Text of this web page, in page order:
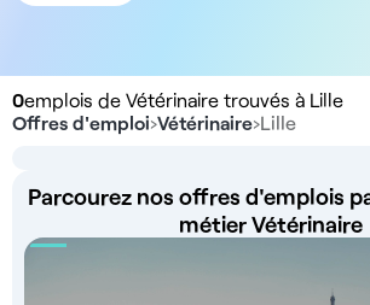
0emplois de Vétérinaire trouvés à Lille
Offres d'emploi›Vétérinaire›Lille
Parcourez nos offres d'emplois
métier Vétérinaire